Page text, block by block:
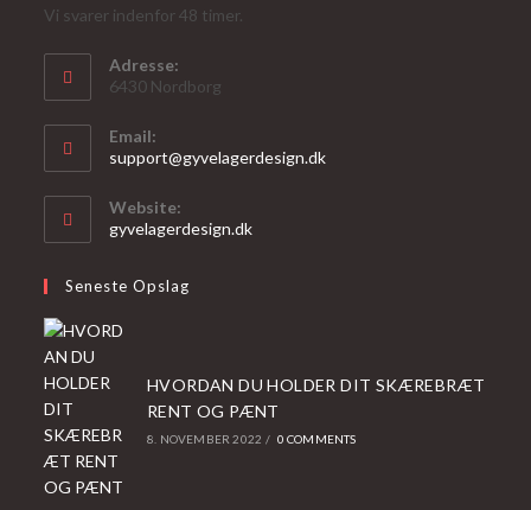
Vi svarer indenfor 48 timer.
Adresse:
6430 Nordborg
Email:
support@gyvelagerdesign.dkOpens
Website:
gyvelagerdesign.dk
Seneste Opslag
HVORDAN DU HOLDER DIT SKÆREBRÆT
RENT OG PÆNT
8. NOVEMBER 2022 / 0 COMMENTS